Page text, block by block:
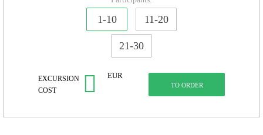
телецентру на Мельникова!
1-10 11-20
21-30
EXCURSION
COST
EUR
TO ORDER